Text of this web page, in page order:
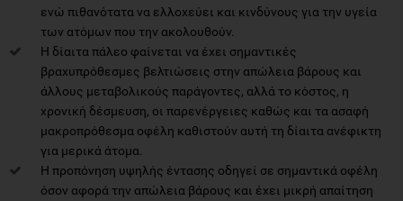
ενώ πιθανότατα να ελλοχεύει και κινδύνους για την υγεία
των ατόμων που την ακολουθούν.
Η δίαιτα πάλεο φαίνεται να έχει σημαντικές
βραχυπρόθεσμες βελτιώσεις στην απώλεια βάρους και
άλλους μεταβολικούς παράγοντες, αλλά το κόστος, η
χρονική δέσμευση, οι παρενέργειες καθώς και τα ασαφή
μακροπρόθεσμα οφέλη καθιστούν αυτή τη δίαιτα ανέφικτη
για μερικά άτομα.
Η προπόνηση υψηλής έντασης οδηγεί σε σημαντικά οφέλη
όσον αφορά την απώλεια βάρους και έχει μικρή απαίτηση